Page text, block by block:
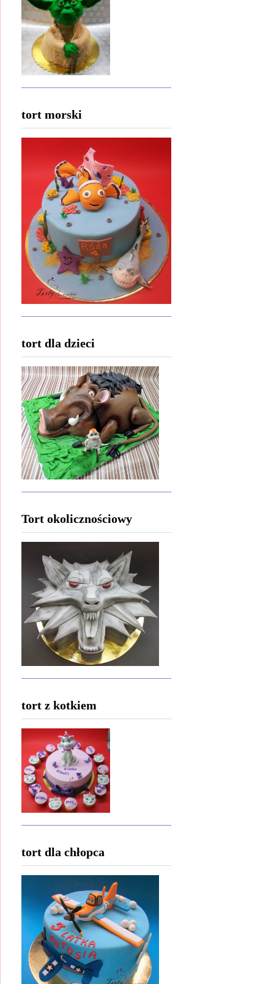
tort morski
tort dla dzieci
Tort okolicznościowy
tort z kotkiem
tort dla chłopca